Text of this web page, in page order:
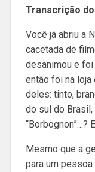
Transcrição
Você já abriu a
cacetada de
desanimou e foi
então foi na loja
deles: tinto,
do sul do Brasil,
“Borbognon”…?
Mesmo que a
para um